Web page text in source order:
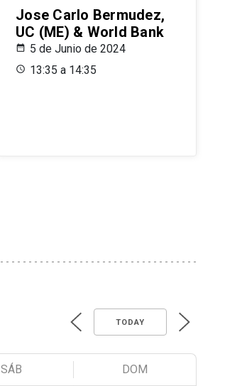
Jose Carlo Bermudez,
UC (ME) & World Bank
5 de Junio de 2024
13:35 a 14:35
TODAY
SÁB DOM